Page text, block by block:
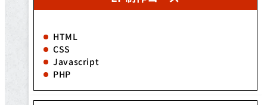
HTML
CSS
Javascript
PHP